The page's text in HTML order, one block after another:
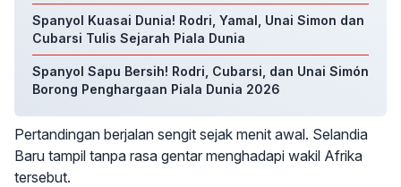
Spanyol Kuasai Dunia! Rodri, Yamal, Unai Simon dan
Cubarsi Tulis Sejarah Piala Dunia
Spanyol Sapu Bersih! Rodri, Cubarsi, dan Unai Simón
Borong Penghargaan Piala Dunia 2026
Pertandingan berjalan sengit sejak menit awal. Selandia
Baru tampil tanpa rasa gentar menghadapi wakil Afrika
tersebut.